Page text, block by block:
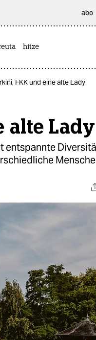
abo
hitze
FKK und eine alte Lady
alte Lady
entspannte